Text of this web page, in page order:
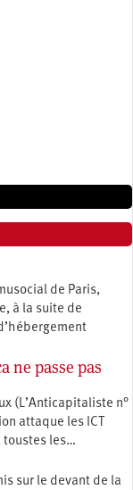
de Paris,
à la suite de
ne passe pas
(L’Anticapitaliste n°
attaque les ICT
toustes les…
sur le devant de la